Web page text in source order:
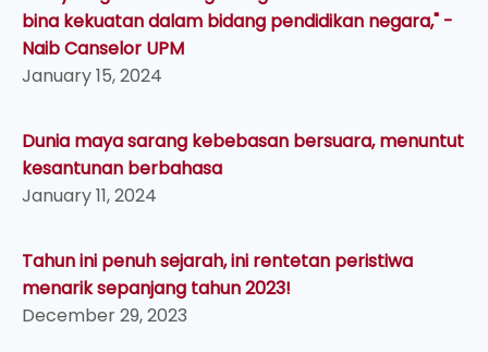
bina kekuatan dalam bidang pendidikan negara," -
Naib Canselor UPM
January 15, 2024
Dunia maya sarang kebebasan bersuara, menuntut
kesantunan berbahasa
January 11, 2024
Tahun ini penuh sejarah, ini rentetan peristiwa
menarik sepanjang tahun 2023!
December 29, 2023